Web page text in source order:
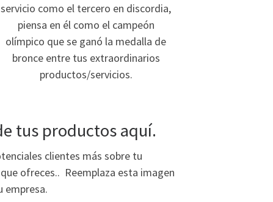
servicio como el tercero en discordia,
piensa en él como el campeón
olímpico que se ganó la medalla de
bronce entre tus extraordinarios
productos/servicios.
tus productos aquí.
clientes más sobre tu
ofreces.. Reemplaza esta imagen
empresa.